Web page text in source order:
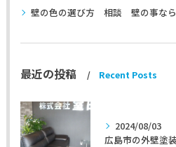
壁の色の選び方 相談 壁の事なら
最近の投稿 Recent Posts
2024/08/03